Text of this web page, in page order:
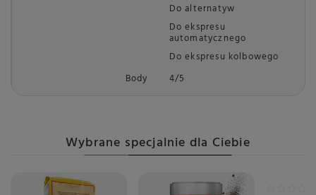
Do alternatyw
Do ekspresu
automatycznego
Do ekspresu kolbowego
Body
4/5
Wybrane specjalnie dla Ciebie